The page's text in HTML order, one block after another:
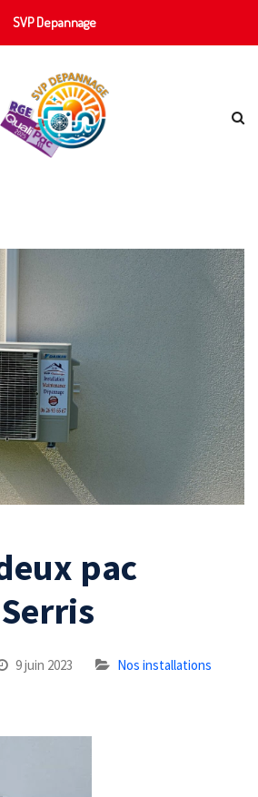
pac
9 juin 2023
Nos installations
SVP Depannage